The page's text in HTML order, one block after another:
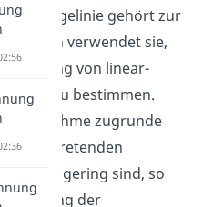
der Biegelinie gehört zur
. Man verwendet sie,
von linear-
Balken zu bestimmen.
die Annahme zugrunde
die eintretenden
sehr gering sind, so
der